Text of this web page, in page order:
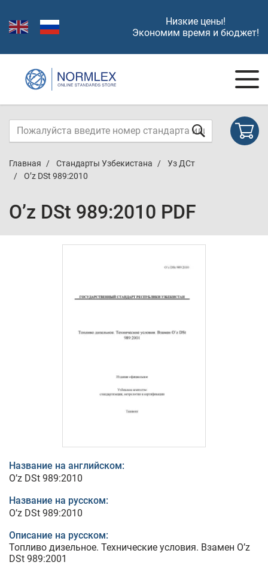
Низкие цены!
Экономим время и бюджет!
Главная Стандарты Узбекистана
Уз ДСт
O’z DSt 989:2010
O’z DSt 989:2010 PDF
Название на английском:
O’z DSt 989:2010
Название на русском:
O’z DSt 989:2010
Описание на русском:
Топливо дизельное. Технические условия. Взамен O’z
DSt 989:2001